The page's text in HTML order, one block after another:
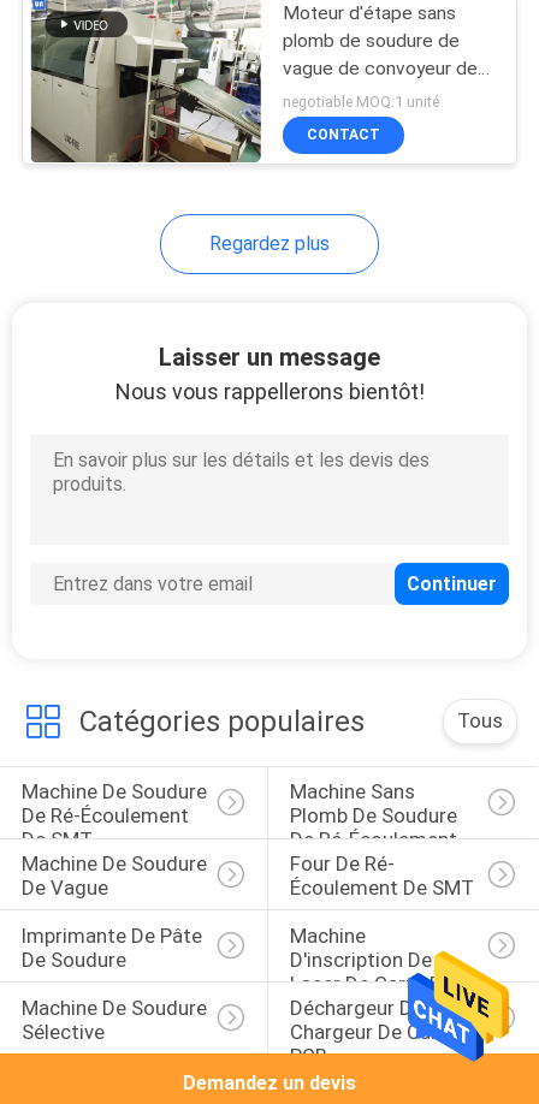
Moteur d'étape sans
plomb de soudure de
vague de convoyeur de
750MM rf 350B 0.4MPa
negotiable MOQ:1 unité
CONTACT
Regardez plus
Laisser un message
Nous vous rappellerons bientôt!
Catégories populaires Tous
Machine De Soudure
De Ré-Écoulement
De SMT
Machine Sans
Plomb De Soudure
De Ré-Écoulement
Machine De Soudure
De Vague
Four De Ré-
Écoulement De SMT
Imprimante De Pâte
De Soudure
Machine
D'inscription De
Laser De Carte PCB
Machine De Soudure
Sélective
Déchargeur De
Chargeur De Carte
PCB
Demandez un devis